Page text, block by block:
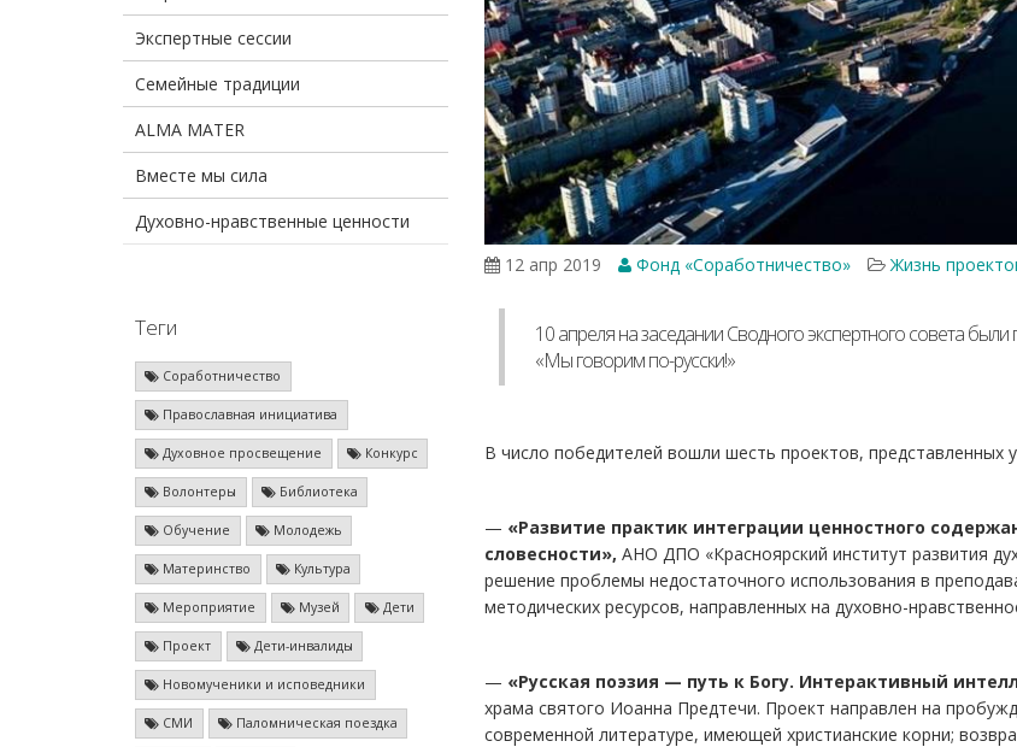
Экспертные сессии
Семейные традиции
ALMA MATER
Вместе мы сила
Духовно-нравственные ценности
Теги
Соработничество
Православная инициатива
Духовное просвещение Конкурс
Волонтеры Библиотека
Обучение Молодежь
Материнство Культура
Мероприятие Музей Дети
Проект Дети-инвалиды
Новомученики и исповедники
СМИ Паломническая поездка
12 апр 2019 Фонд «Соработничество» Жизнь
10 апреля на заседании Сводного экспертного совета
«Мы говорим по-русски!»
В число победителей вошли шесть проектов, представленных
— «Развитие практик интеграции ценностного
словесности», АНО ДПО «Красноярский институт развития
решение проблемы недостаточного использования в
методических ресурсов, направленных на духовно-
— «Русская поэзия — путь к Богу. Интерактивный
храма святого Иоанна Предтечи. Проект направлен на
современной литературе, имеющей христианские корни;